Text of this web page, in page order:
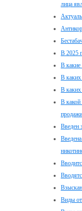
лица
В 2025
В какие
В каких
В каких
В какой
Введен
Виды